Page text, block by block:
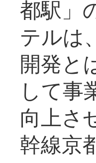
都駅」
テルは
開発と
して事
向上さ
幹線京